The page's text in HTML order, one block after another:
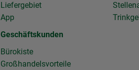
Liefergebiet
App
Geschäftskunden
Bürokiste
Großhandelsvorteile